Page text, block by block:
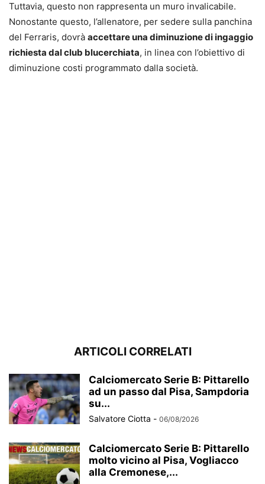
Tuttavia, questo non rappresenta un muro invalicabile.
Nonostante questo, l’allenatore, per sedere sulla panchina
del Ferraris, dovrà accettare una diminuzione di ingaggio
richiesta dal club blucerchiata, in linea con l’obiettivo di
diminuzione costi programmato dalla società.
ARTICOLI CORRELATI
Calciomercato Serie B: Pittarello
ad un passo dal Pisa, Sampdoria
su...
Salvatore Ciotta - 06/08/2026
Calciomercato Serie B: Pittarello
molto vicino al Pisa, Vogliacco
alla Cremonese,...